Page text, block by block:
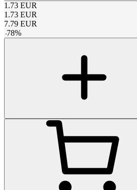
1.73 EUR
1.73 EUR
7.79 EUR
-78%